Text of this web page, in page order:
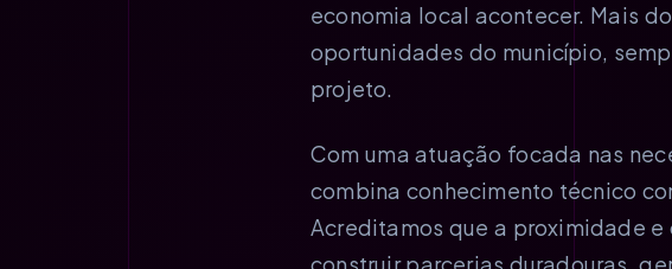
economia local acontecer. Mais
oportunidades do município,
projeto.
Com uma atuação focada nas
combina conhecimento técnico
Acreditamos que a proximidade